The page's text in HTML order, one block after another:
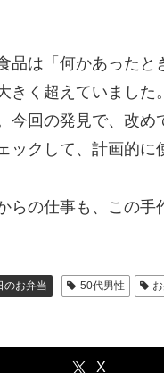
品は「何かあったと
きく超えていました
今回の発見で、改め
ックして、計画的に
らの仕事も、この手
のお弁当 50代男性
X